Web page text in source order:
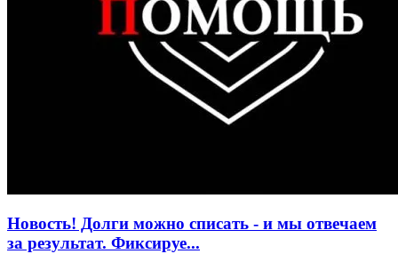
Новость! Долги можно списать - и мы отвечаем
за результат. Фиксируе...